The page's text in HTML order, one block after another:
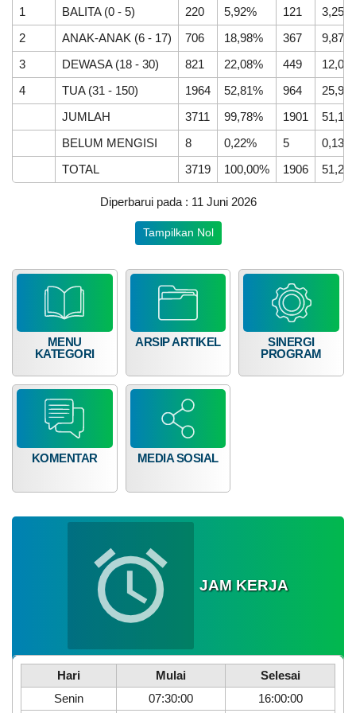
DATA PETA ARSIP ARTIKEL
1 BALITA (0 - 5) 220 5,92% 121
3,25%
2
ANAK-ANAK (6 - 17) 706 18,98% 367
9,87%
3
DEWASA (18 - 30) 821 22,08% 449
4
TUA (31 - 150) 1964 52,81% 964
JUMLAH
3711 99,78% 1901
BELUM MENGISI
8 0,22% 5
0,13%
TOTAL
3719 100,00% 1906
Diperbarui pada : 11 Juni 2026
Tampilkan Nol
MENU
KATEGORI
ARSIP ARTIKEL
Idul
Fitri
1447
H
Februari
Laporan
Realisasi
Pelaksanaan
Anggran
Pendapatan
Belanja
Nagari
Lawang
tahun
2025
SINERGI
PROGRAM
KOMENTAR MEDIA SOSIAL
JAM KERJA
Hari Mulai
Selesai
Senin
07:30:00 16:00:00